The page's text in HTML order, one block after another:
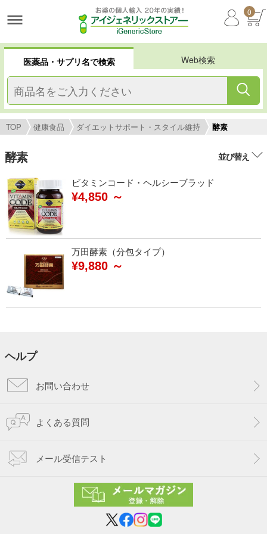
0
医薬品・サプリ名で検索 Web検索
TOP 健康食品 ダイエットサポート・スタイル維持 酵素
酵素 並び替え
ビタミンコード・ヘルシーブラッド
¥4,850 ～
万田酵素（分包タイプ）
¥9,880 ～
ヘルプ
お問い合わせ
よくある質問
メール受信テスト